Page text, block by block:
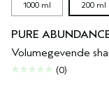
1000 ml 200 ml
PURE
Volumegevende
(0)